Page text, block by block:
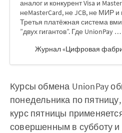
аналог и конкурент Visa и
неMasterCard, не JCB, не МИР и
Третья платёжная система
”двух гигантов”. Где UnionPay …
Журнал «Цифровая
Курсы обмена UnionPay
понедельника по
курс пятницы
совершенным в субботу и